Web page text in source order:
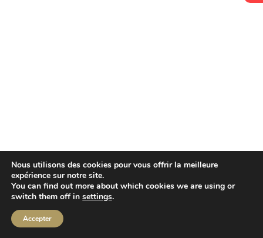
Nous utilisons des cookies pour vous offrir la meilleure
expérience sur notre site.
You can find out more about which cookies we are using or
switch them off in settings.
Accepter